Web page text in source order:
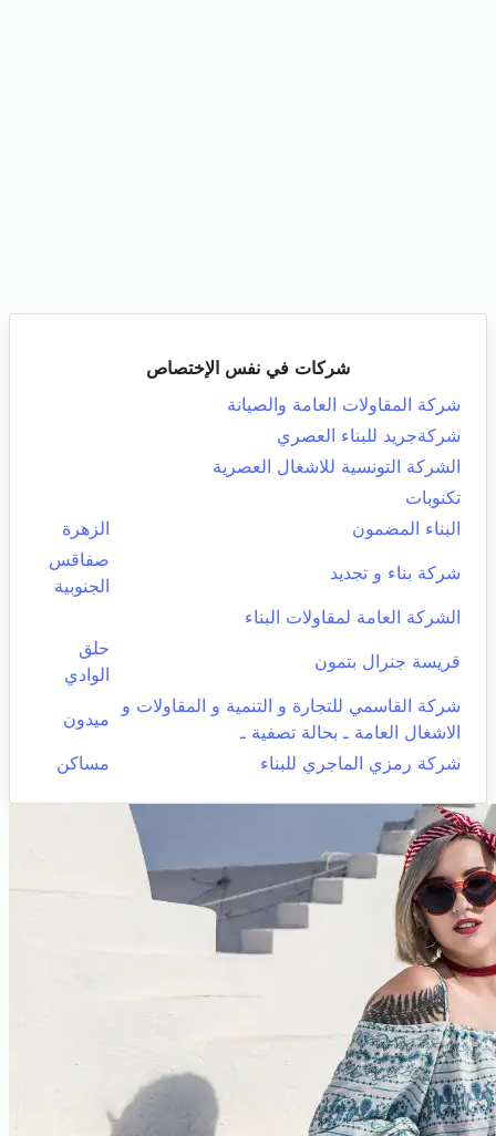
شركات في نفس الإختصاص
شركة المقاولات العامة والصيانة
شركةجريد للبناء العصري
الشركة التونسية للاشغال العصرية
تكنوبات
البناء المضمون
الزهرة
شركة بناء و تجديد
صفاقس
الجنوبية
الشركة العامة لمقاولات البناء
قريسة جنرال بتمون
حلق
الوادي
شركة القاسمي للتجارة و التنمية و المقاولات و
الاشغال العامة ـ بحالة تصفية ـ
ميدون
شركة رمزي الماجري للبناء مساكن